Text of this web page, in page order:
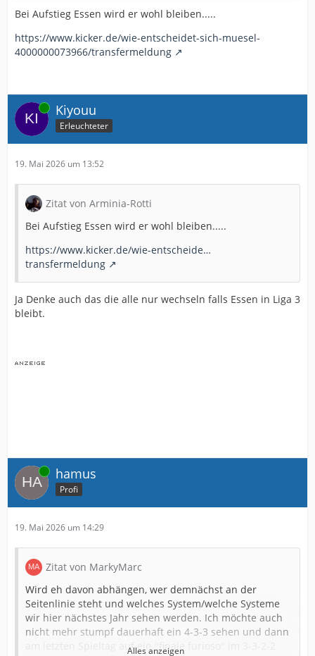
Bei Aufstieg Essen wird er wohl bleiben.....
https://www.kicker.de/wie-entscheidet-sich-muesel-
4000000073966/transfermeldung
Online Kiyouu
Erleuchteter
19. Mai 2026 um 13:52
Zitat von Arminia-Rotti
Bei Aufstieg Essen wird er wohl bleiben.....
https://www.kicker.de/wie-entscheide…
transfermeldung
Ja Denke auch das die alle nur wechseln falls Essen in Liga 3
bleibt.
Online hamus
Profi
19. Mai 2026 um 14:29
Zitat von MarkyMarc
Wird eh davon abhängen, wer demnächst an der
Seitenlinie steht und welches System/welche Systeme
wir hier nächstes Jahr sehen werden. Ich möchte auch
nicht mehr stumpf dauerhaft ein 4-3-3 sehen und dann
am letzten Spieltag auf ein "finale furioso" im 3-3-2-2
Alles anzeigen